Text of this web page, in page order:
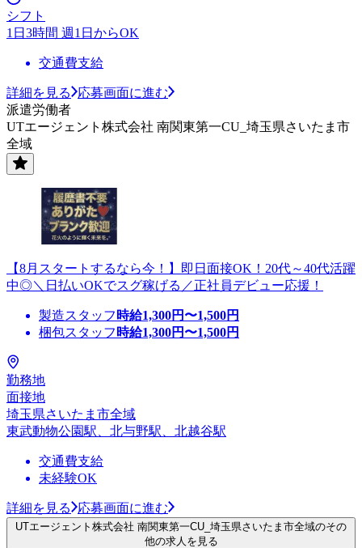
シフト
1日3時間 週1日からOK
交通費支給
詳細を見る
応募画面に進む
派遣労働者
UTエージェント株式会社 南関東第一CU_埼玉県さいたま市
全域
【8月スタートするなら今！】即日面接OK！20代～40代活躍
中◎＼日払いOKでスグ稼げる／正社員デビュー応援！
製造スタッフ 時給1,300円〜1,500円
梱包スタッフ 時給1,300円〜1,500円
勤務地
面接地
埼玉県さいたま市全域
東武動物公園駅、北与野駅、北越谷駅
交通費支給
未経験OK
詳細を見る 応募画面に進む
UTエージェント株式会社 南関東第一CU_埼玉県さいたま市全域のその
他の求人を見る